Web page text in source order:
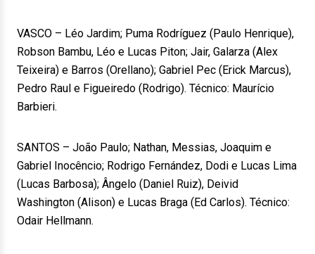
VASCO – Léo Jardim; Puma Rodríguez (Paulo Henrique),
Robson Bambu, Léo e Lucas Piton; Jair, Galarza (Alex
Teixeira) e Barros (Orellano); Gabriel Pec (Erick Marcus),
Pedro Raul e Figueiredo (Rodrigo). Técnico: Maurício
Barbieri.
SANTOS – João Paulo; Nathan, Messias, Joaquim e
Gabriel Inocêncio; Rodrigo Fernández, Dodi e Lucas Lima
(Lucas Barbosa); Ângelo (Daniel Ruiz), Deivid
Washington (Alison) e Lucas Braga (Ed Carlos). Técnico:
Odair Hellmann.